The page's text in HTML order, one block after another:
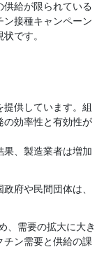
給が限られている
ン接種キャンペーン
です。
供しています。組
の効率性と有効性が
果、製造業者は増加
府や民間団体は、
、需要の拡大に大き
チン需要と供給の課